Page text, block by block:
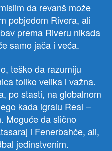
da revanš može
pobjedom Rivera, ali
prema Riveru nikada
samo jača i veća.
teško da razumiju
toliko velika i važna.
po stasti, na globalnom
kada igralu Real –
Moguće da slično
i Fenerbahče, ali,
jedinstvenim.